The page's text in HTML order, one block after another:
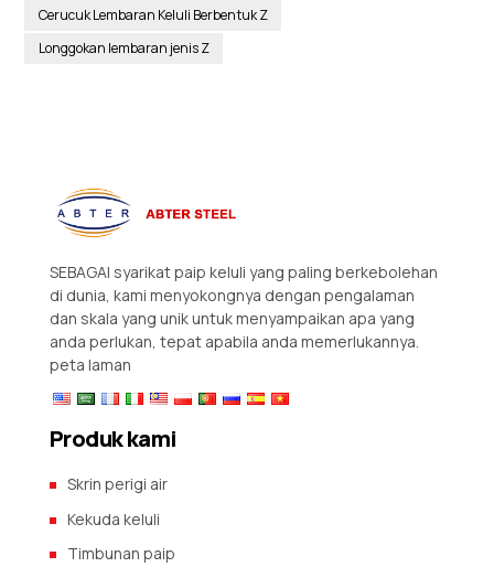
Cerucuk Lembaran Keluli Berbentuk Z
Longgokan lembaran jenis Z
SEBAGAI syarikat paip keluli yang paling berkebolehan
di dunia, kami menyokongnya dengan pengalaman
dan skala yang unik untuk menyampaikan apa yang
anda perlukan, tepat apabila anda memerlukannya.
peta laman
Produk kami
Skrin perigi air
Kekuda keluli
Timbunan paip